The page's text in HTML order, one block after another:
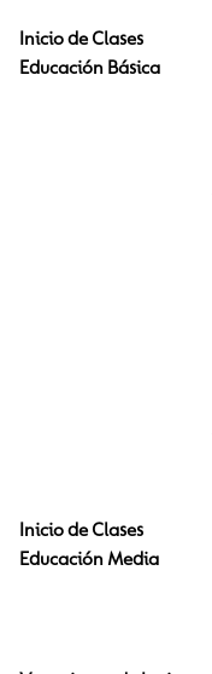
Inicio de Clases
Educación Básica
Inicio de Clases
Educación Media